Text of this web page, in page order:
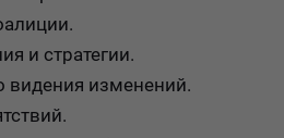
и стратегии.
видения изменений.